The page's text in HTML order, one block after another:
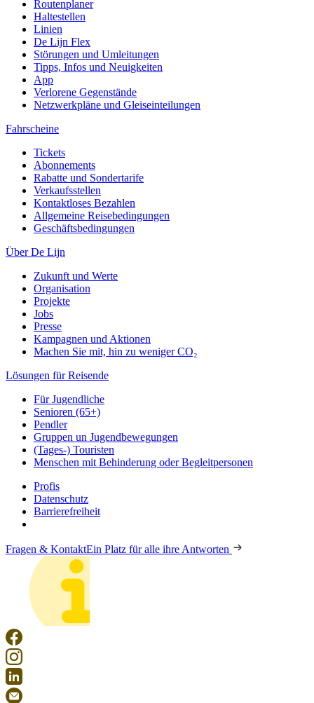
Routenplaner
Haltestellen
Linien
De Lijn Flex
Störungen und Umleitungen
Tipps, Infos und Neuigkeiten
App
Verlorene Gegenstände
Netzwerkpläne und Gleiseinteilungen
Fahrscheine
Tickets
Abonnements
Rabatte und Sondertarife
Verkaufsstellen
Kontaktloses Bezahlen
Allgemeine Reisebedingungen
Geschäftsbedingungen
Über De Lijn
Zukunft und Werte
Organisation
Projekte
Jobs
Presse
Kampagnen und Aktionen
Machen Sie mit, hin zu weniger CO₂
Lösungen für Reisende
Für Jugendliche
Senioren (65+)
Pendler
Gruppen un Jugendbewegungen
(Tages-) Touristen
Menschen mit Behinderung oder Begleitpersonen
Profis
Datenschutz
Barrierefreiheit
Fragen & KontaktEin Platz für alle ihre Antworten